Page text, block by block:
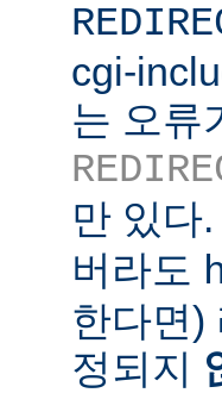
cgi-
는 오류
만 있다.
버라도
한다면)
정되지